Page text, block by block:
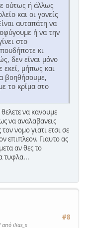
ούτως ή άλλως
και οι γονείς
αυταπάτη να
ή να την
στο
κι
δεν είναι μόνο
εκεί, μήπως και
βοηθήσουμε,
το κρίμα στο
να κανουμε
να αναλαβανεις
νομο γιατι ετσι σε
επιπλεον. Γιαυτο ας
αν θες το
τυφλα...
#8
ilias_s